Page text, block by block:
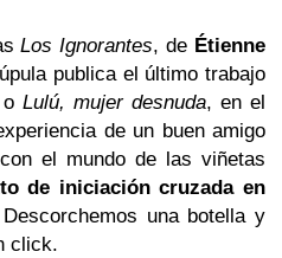
Los Ignorantes, de Étienne
publica el último trabajo
Lulú, mujer desnuda, en el
de un buen amigo
el mundo de las viñetas
de iniciación cruzada en
una botella y
click.